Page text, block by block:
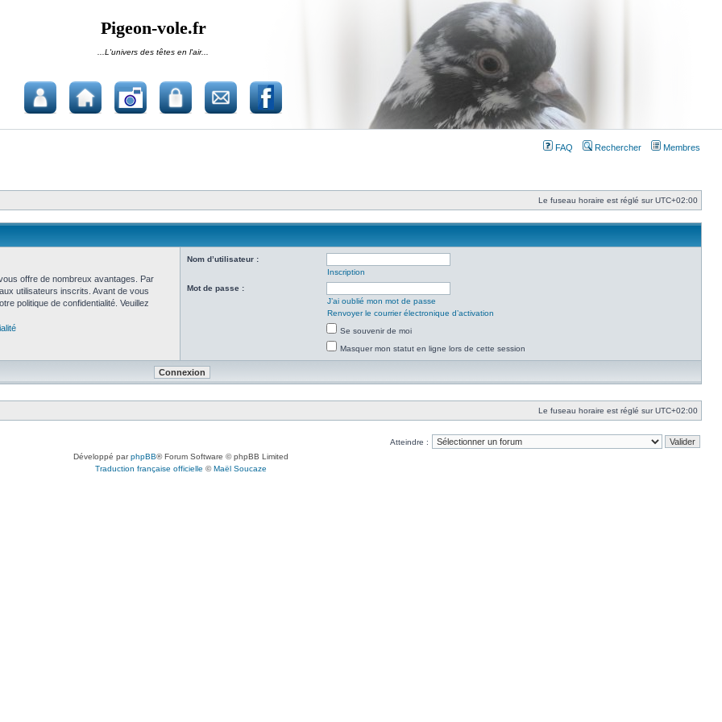
Pigeon-vole.fr
...L'univers des têtes en l'air...
FAQ Rechercher Membres
Le fuseau horaire est réglé surUTC+02:00
offre de nombreux avantages. Par
utilisateurs inscrits. Avant de vous
politique de confidentialité. Veuillez
Nom d’utilisateur :
Inscription
Mot de passe :
J’ai oublié mon mot de passe
Renvoyer le courrier électronique d’activation
Se souvenir de moi
Masquer mon statut en ligne lors de cette session
Le fuseau horaire est réglé surUTC+02:00
Atteindre :
Développé parphpBB® Forum Software © phpBB Limited
Traduction française officielle ©Maël Soucaze